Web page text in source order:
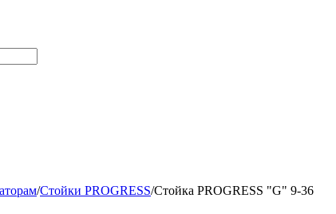
/Стойки PROGRESS/Стойка PROGRESS "G" 9-36